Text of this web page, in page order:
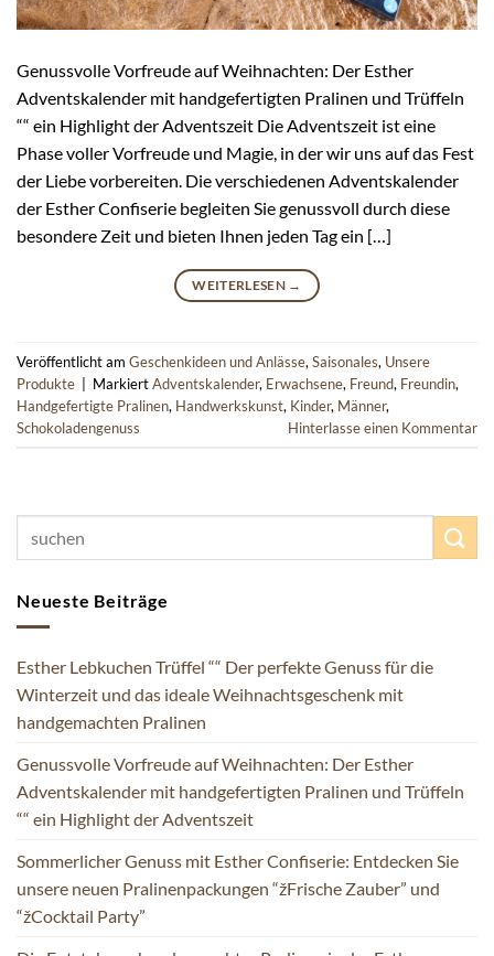
Genussvolle Vorfreude auf Weihnachten: Der Esther
Adventskalender mit handgefertigten Pralinen und Trüffeln
““ ein Highlight der Adventszeit Die Adventszeit ist eine
Phase voller Vorfreude und Magie, in der wir uns auf das Fest
der Liebe vorbereiten. Die verschiedenen Adventskalender
der Esther Confiserie begleiten Sie genussvoll durch diese
besondere Zeit und bieten Ihnen jeden Tag ein […]
WEITERLESEN →
Veröffentlicht am Geschenkideen und Anlässe, Saisonales, Unsere
Produkte
MarkiertAdventskalender, Erwachsene, Freund, Freundin,
Handgefertigte Pralinen, Handwerkskunst, Kinder, Männer,
Schokoladengenuss
Hinterlasse einen Kommentar
Neueste Beiträge
Esther Lebkuchen Trüffel ““ Der perfekte Genuss für die
Winterzeit und das ideale Weihnachtsgeschenk mit
handgemachten Pralinen
Genussvolle Vorfreude auf Weihnachten: Der Esther
Adventskalender mit handgefertigten Pralinen und Trüffeln
““ ein Highlight der Adventszeit
Sommerlicher Genuss mit Esther Confiserie: Entdecken Sie
unsere neuen Pralinenpackungen “žFrische Zauber” und
“žCocktail Party”